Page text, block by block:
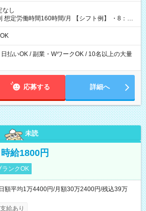
なし
時間160時間/月 【シフト例】 ・8：00
払いOK / 副業・WワークOK / 10名以上の大量
応募する 詳細へ
未読
給1800円
ランクOK
平均1万4400円/月額30万2400円/残込39万
給あり